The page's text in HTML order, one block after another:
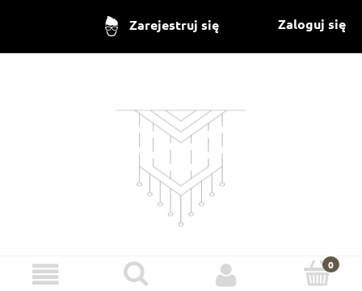
Zarejestruj się Zaloguj się